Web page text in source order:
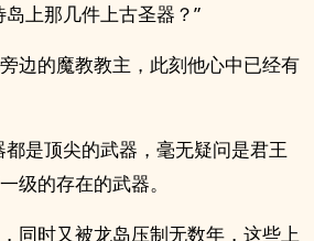
上那几件上古圣器？”
边的魔教教主，此刻他心中已经有
都是顶尖的武器，毫无疑问是君王
级的存在的武器。
同时又被龙岛压制无数年，这些上